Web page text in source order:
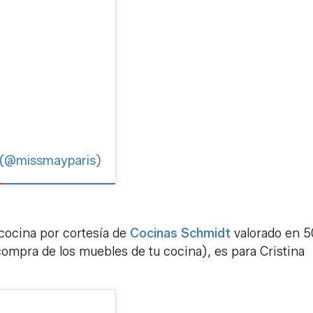
por cortesía de Cocinas Schmidt valorado en
de los muebles de tu cocina), es para Cristina